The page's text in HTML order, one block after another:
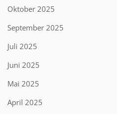
Oktober 2025
September 2025
Juli 2025
Juni 2025
Mai 2025
April 2025